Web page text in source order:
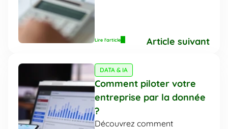
Lire l'article Article suivant
DATA & IA
Comment piloter votre
entreprise par la donnée
?
Découvrez comment